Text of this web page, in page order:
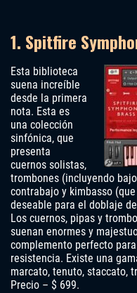
1. Spitfire
Esta biblioteca
suena increíble
desde la primera
nota. Esta es
una colección
sinfónica, que
presenta
cuernos solistas,
trombones (incluyendo
contrabajo y kimbasso
deseable para el doblaje
Los cuernos, pipas y
suenan enormes y
complemento perfecto
resistencia. Existe una
marcato, tenuto, staccato,
Precio – $ 699.